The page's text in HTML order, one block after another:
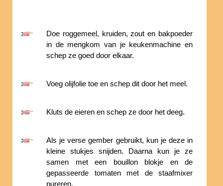
Doe roggemeel, kruiden, zout en bakpoeder
in de mengkom van je keukenmachine en
schep ze goed door elkaar.
Voeg olijfolie toe en schep dit door het meel.
Kluts de eieren en schep ze door het deeg.
Als je verse gember gebruikt, kun je deze in
kleine stukjes snijden. Daarna kun je ze
samen met een bouillon blokje en de
gepasseerde tomaten met de staafmixer
pureren.